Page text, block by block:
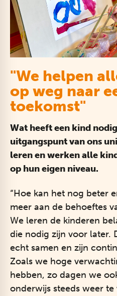
"We helpen
op weg naar
toekomst"
Wat heeft een kind
uitgangspunt van ons
leren en werken alle
op hun eigen niveau.
“Hoe kan het nog beter
meer aan de behoeftes
We leren de kinderen
die nodig zijn voor later.
echt samen en zijn
Zoals we hoge
hebben, zo dagen we
onderwijs steeds weer